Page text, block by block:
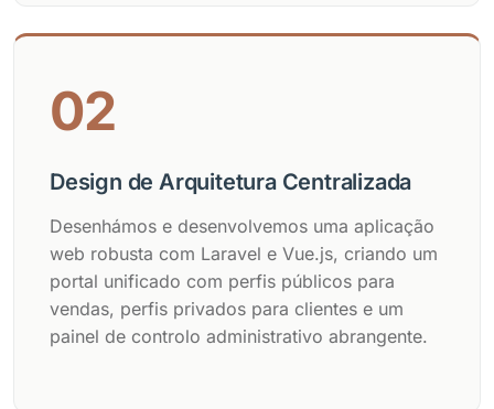
02
Design de Arquitetura Centralizada
Desenhámos e desenvolvemos uma aplicação
web robusta com Laravel e Vue.js, criando um
portal unificado com perfis públicos para
vendas, perfis privados para clientes e um
painel de controlo administrativo abrangente.